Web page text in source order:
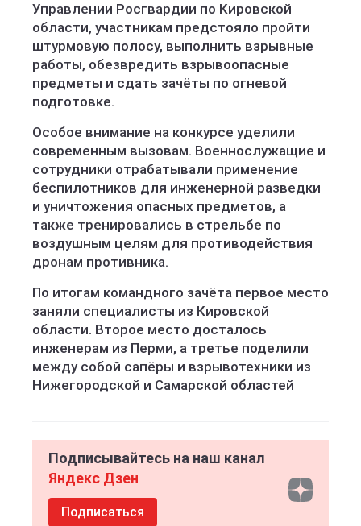
Управлении Росгвардии по Кировской
области, участникам предстояло пройти
штурмовую полосу, выполнить взрывные
работы, обезвредить взрывоопасные
предметы и сдать зачёты по огневой
подготовке.
Особое внимание на конкурсе уделили
современным вызовам. Военнослужащие и
сотрудники отрабатывали применение
беспилотников для инженерной разведки
и уничтожения опасных предметов, а
также тренировались в стрельбе по
воздушным целям для противодействия
дронам противника.
По итогам командного зачёта первое место
заняли специалисты из Кировской
области. Второе место досталось
инженерам из Перми, а третье поделили
между собой сапёры и взрывотехники из
Нижегородской и Самарской областей
Подписывайтесь на наш канал
Яндекс Дзен
Подписаться